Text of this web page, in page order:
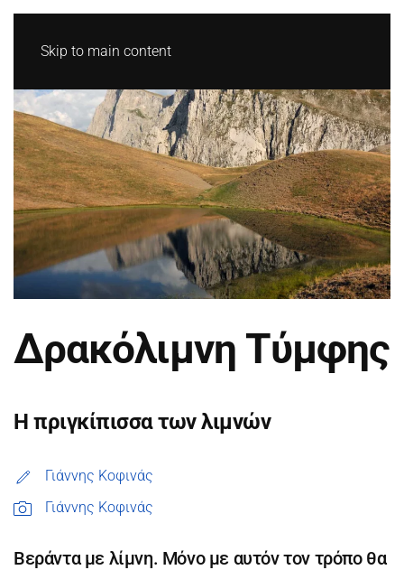
Skip to main content
Δρακόλιμνη Τύμφης
Η πριγκίπισσα των λιμνών
Γιάννης Κοφινάς
Γιάννης Κοφινάς
Βεράντα με λίμνη. Μόνο με αυτόν τον τρόπο θα